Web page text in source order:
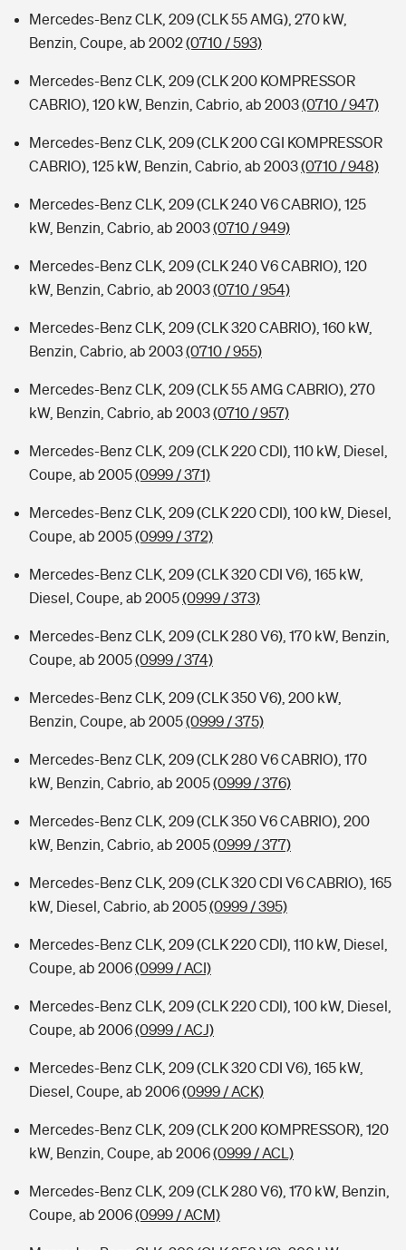
Mercedes-Benz CLK, 209 (CLK 55 AMG), 270 kW,
Benzin, Coupe, ab 2002(0710 / 593)
Mercedes-Benz CLK, 209 (CLK 200 KOMPRESSOR
CABRIO), 120 kW, Benzin, Cabrio, ab 2003(0710 / 947)
Mercedes-Benz CLK, 209 (CLK 200 CGI KOMPRESSOR
CABRIO), 125 kW, Benzin, Cabrio, ab 2003(0710 / 948)
Mercedes-Benz CLK, 209 (CLK 240 V6 CABRIO), 125
kW, Benzin, Cabrio, ab 2003(0710 / 949)
Mercedes-Benz CLK, 209 (CLK 240 V6 CABRIO), 120
kW, Benzin, Cabrio, ab 2003(0710 / 954)
Mercedes-Benz CLK, 209 (CLK 320 CABRIO), 160 kW,
Benzin, Cabrio, ab 2003(0710 / 955)
Mercedes-Benz CLK, 209 (CLK 55 AMG CABRIO), 270
kW, Benzin, Cabrio, ab 2003(0710 / 957)
Mercedes-Benz CLK, 209 (CLK 220 CDI), 110 kW, Diesel,
Coupe, ab 2005(0999 / 371)
Mercedes-Benz CLK, 209 (CLK 220 CDI), 100 kW, Diesel,
Coupe, ab 2005(0999 / 372)
Mercedes-Benz CLK, 209 (CLK 320 CDI V6), 165 kW,
Diesel, Coupe, ab 2005(0999 / 373)
Mercedes-Benz CLK, 209 (CLK 280 V6), 170 kW, Benzin,
Coupe, ab 2005(0999 / 374)
Mercedes-Benz CLK, 209 (CLK 350 V6), 200 kW,
Benzin, Coupe, ab 2005(0999 / 375)
Mercedes-Benz CLK, 209 (CLK 280 V6 CABRIO), 170
kW, Benzin, Cabrio, ab 2005(0999 / 376)
Mercedes-Benz CLK, 209 (CLK 350 V6 CABRIO), 200
kW, Benzin, Cabrio, ab 2005(0999 / 377)
Mercedes-Benz CLK, 209 (CLK 320 CDI V6 CABRIO), 165
kW, Diesel, Cabrio, ab 2005(0999 / 395)
Mercedes-Benz CLK, 209 (CLK 220 CDI), 110 kW, Diesel,
Coupe, ab 2006(0999 / ACI)
Mercedes-Benz CLK, 209 (CLK 220 CDI), 100 kW, Diesel,
Coupe, ab 2006(0999 / ACJ)
Mercedes-Benz CLK, 209 (CLK 320 CDI V6), 165 kW,
Diesel, Coupe, ab 2006(0999 / ACK)
Mercedes-Benz CLK, 209 (CLK 200 KOMPRESSOR), 120
kW, Benzin, Coupe, ab 2006(0999 / ACL)
Mercedes-Benz CLK, 209 (CLK 280 V6), 170 kW, Benzin,
Coupe, ab 2006(0999 / ACM)